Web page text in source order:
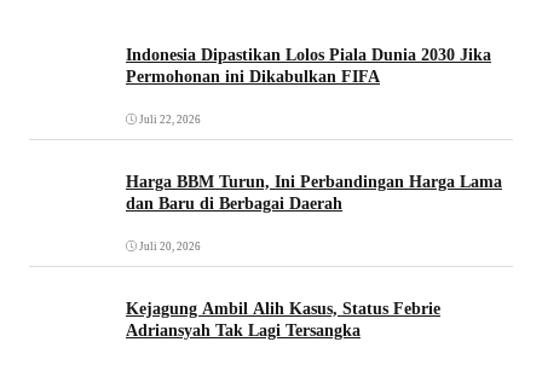
Indonesia Dipastikan Lolos Piala Dunia 2030 Jika
Permohonan ini Dikabulkan FIFA
Juli 22, 2026
Harga BBM Turun, Ini Perbandingan Harga Lama
dan Baru di Berbagai Daerah
Juli 20, 2026
Kejagung Ambil Alih Kasus, Status Febrie
Adriansyah Tak Lagi Tersangka